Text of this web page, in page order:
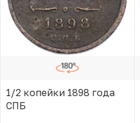
1/2 копейки 1898 года
СПБ